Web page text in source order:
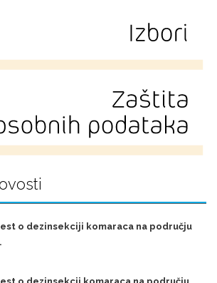
o dezinsekciji komaraca na području